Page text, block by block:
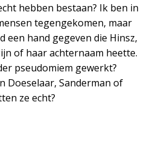
hebben bestaan? Ik ben in
tegengekomen, maar
een hand gegeven die Hinsz,
of haar achternaam heette.
pseudomiem gewerkt?
Doeselaar, Sanderman of
ze echt?